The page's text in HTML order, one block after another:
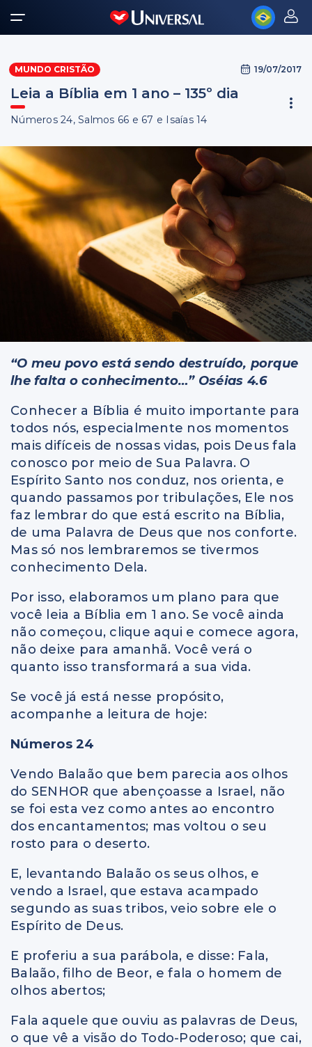
MUNDO CRISTÃO 19/07/2017
Leia a Bíblia em 1 ano – 135º dia
Números 24, Salmos 66 e 67 e Isaías 14
“O meu povo está sendo destruído, porque
lhe falta o conhecimento…” Oséias 4.6
Conhecer a Bíblia é muito importante para
todos nós, especialmente nos momentos
mais difíceis de nossas vidas, pois Deus fala
conosco por meio de Sua Palavra. O
Espírito Santo nos conduz, nos orienta, e
quando passamos por tribulações, Ele nos
faz lembrar do que está escrito na Bíblia,
de uma Palavra de Deus que nos conforte.
Mas só nos lembraremos se tivermos
conhecimento Dela.
Por isso, elaboramos um plano para que
você leia a Bíblia em 1 ano. Se você ainda
não começou, clique aqui e comece agora,
não deixe para amanhã. Você verá o
quanto isso transformará a sua vida.
Se você já está nesse propósito,
acompanhe a leitura de hoje:
Números 24
Vendo Balaão que bem parecia aos olhos
do SENHOR que abençoasse a Israel, não
se foi esta vez como antes ao encontro
dos encantamentos; mas voltou o seu
rosto para o deserto.
E, levantando Balaão os seus olhos, e
vendo a Israel, que estava acampado
segundo as suas tribos, veio sobre ele o
Espírito de Deus.
E proferiu a sua parábola, e disse: Fala,
Balaão, filho de Beor, e fala o homem de
olhos abertos;
Fala aquele que ouviu as palavras de Deus,
o que vê a visão do Todo-Poderoso; que cai,